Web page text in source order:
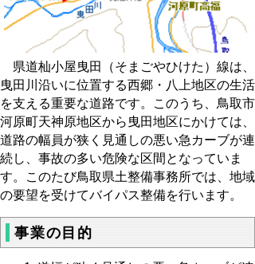
県道杣小屋曳田（そまごやひけた）線は、
曳田川沿いに位置する西郷・八上地区の生活
を支える重要な道路です。このうち、鳥取市
河原町天神原地区から曳田地区にかけては、
道路の幅員が狭く見通しの悪い急カーブが連
続し、事故の多い危険な区間となっていま
す。このたび鳥取県土整備事務所では、地域
の要望を受けてバイパス整備を行います。
事業の目的